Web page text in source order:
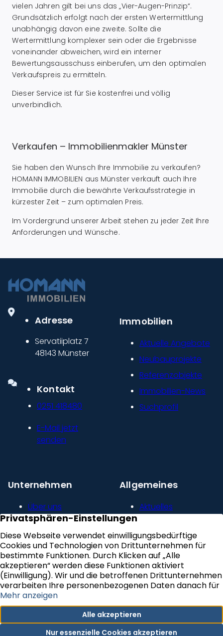
vielen Jahren gilt bei uns das „Vier-Augen-Prinzip“.
Grundsätzlich erfolgt nach der ersten Wertermittlung
unabhängig davon eine zweite. Sollte die
Wertermittlung komplexer sein oder die Ergebnisse
voneinander abweichen, wird ein interner
Bewertungsausschuss einberufen, um den optimalen
Verkaufspreis zu ermitteln.
Dieser Service ist für Sie kostenfrei und völlig
unverbindlich.
Verkaufen – Immobilienmakler Münster
Sie haben den Wunsch Ihre Immobilie zu verkaufen?
HOMANN IMMOBILIEN aus Münster verkauft auch Ihre
Immobilie durch die bewährte Verkaufsstrategie in
kürzester Zeit – zum optimalen Preis.
Im Vordergrund unserer Arbeit stehen zu jeder Zeit Ihre
Anforderungen und Wünsche.
Adresse
Servatiiplatz 7
48143 Münster
Kontakt
0251 418480
E-Mail jetzt
senden
Immobilien
Aktuelle Angebote
Neubauprojekte
Referenzobjekte
Immobilien-News
Suchprofil
Unternehmen
Über uns
Unser Leitbild
Presse und
Newsroom
Kundenstimmen
Karriere
Allgemeines
Aktuelles
Impressum
Datenschutz
Erklärung zur
Barrierefreiheit
VERTRAG WIDERRUFEN